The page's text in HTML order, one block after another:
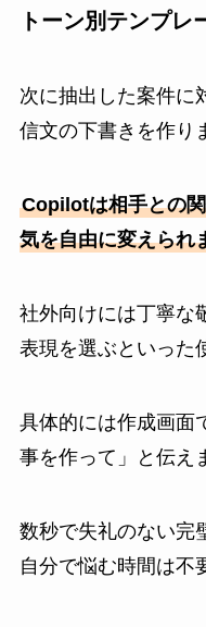
トーン別テンプ
次に抽出した案件に
信文の下書きを作り
Copilotは相手との
気を自由に変えられ
社外向けには丁寧な
表現を選ぶといった
具体的には作成画面
事を作って」と伝え
数秒で失礼のない完
自分で悩む時間は不